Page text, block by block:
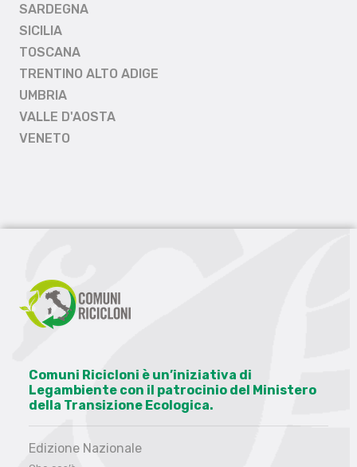
SARDEGNA
SICILIA
TOSCANA
TRENTINO ALTO ADIGE
UMBRIA
VALLE D'AOSTA
VENETO
Comuni Ricicloni è un’iniziativa di
Legambiente con il patrocinio del Ministero
della Transizione Ecologica.
Edizione Nazionale